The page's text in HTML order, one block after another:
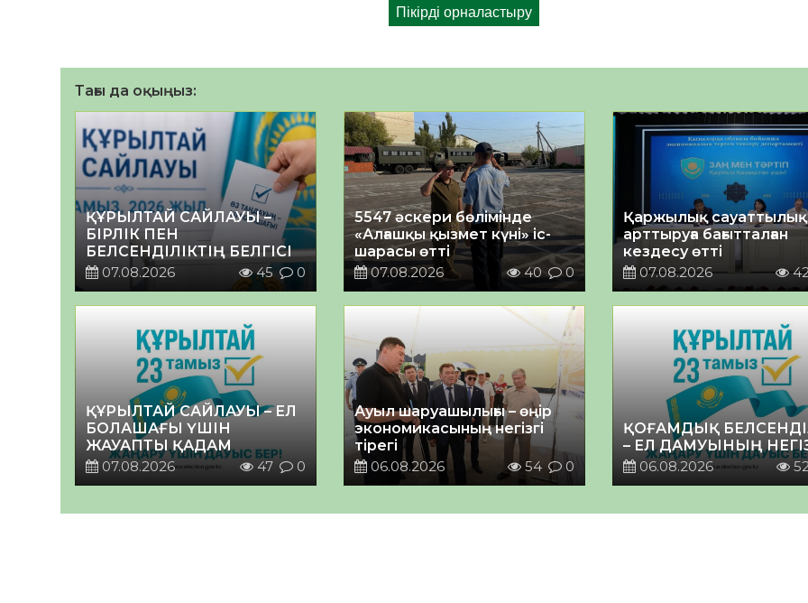
Тағы да оқыңыз:
ҚҰРЫЛТАЙ САЙЛАУЫ –
БІРЛІК ПЕН
БЕЛСЕНДІЛІКТІҢ БЕЛГІСІ
07.08.2026
45 0
5547 әскери бөлімінде
«Алғашқы қызмет күні» іс-
шарасы өтті
07.08.2026
40 0
Қаржылық
арттыруға бағытталған
кездесу өтті
07.08.2026
ҚҰРЫЛТАЙ САЙЛАУЫ – ЕЛ
БОЛАШАҒЫ ҮШІН
ЖАУАПТЫ ҚАДАМ
07.08.2026
47 0
Ауыл шаруашылығы – өңір
экономикасының негізгі
тірегі
06.08.2026
54 0
ҚОҒАМДЫҚ
– ЕЛ ДАМУЫНЫҢ
06.08.2026